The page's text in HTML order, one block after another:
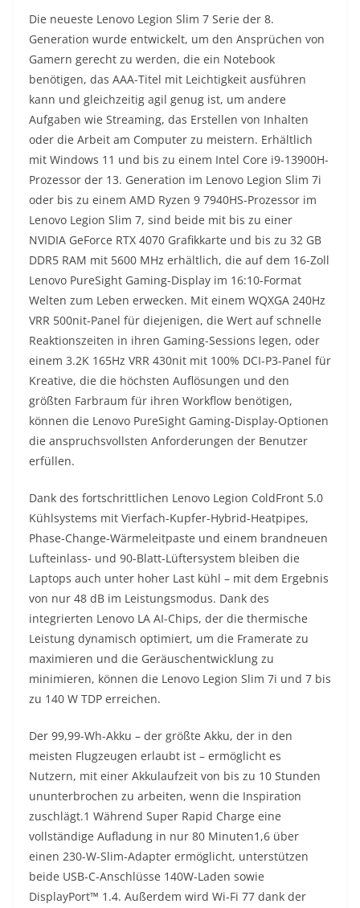
Die neueste Lenovo Legion Slim 7 Serie der 8.
Generation wurde entwickelt, um den Ansprüchen von
Gamern gerecht zu werden, die ein Notebook
benötigen, das AAA-Titel mit Leichtigkeit ausführen
kann und gleichzeitig agil genug ist, um andere
Aufgaben wie Streaming, das Erstellen von Inhalten
oder die Arbeit am Computer zu meistern. Erhältlich
mit Windows 11 und bis zu einem Intel Core i9-13900H-
Prozessor der 13. Generation im Lenovo Legion Slim 7i
oder bis zu einem AMD Ryzen 9 7940HS-Prozessor im
Lenovo Legion Slim 7, sind beide mit bis zu einer
NVIDIA GeForce RTX 4070 Grafikkarte und bis zu 32 GB
DDR5 RAM mit 5600 MHz erhältlich, die auf dem 16-Zoll
Lenovo PureSight Gaming-Display im 16:10-Format
Welten zum Leben erwecken. Mit einem WQXGA 240Hz
VRR 500nit-Panel für diejenigen, die Wert auf schnelle
Reaktionszeiten in ihren Gaming-Sessions legen, oder
einem 3.2K 165Hz VRR 430nit mit 100% DCI-P3-Panel für
Kreative, die die höchsten Auflösungen und den
größten Farbraum für ihren Workflow benötigen,
können die Lenovo PureSight Gaming-Display-Optionen
die anspruchsvollsten Anforderungen der Benutzer
erfüllen.
Dank des fortschrittlichen Lenovo Legion ColdFront 5.0
Kühlsystems mit Vierfach-Kupfer-Hybrid-Heatpipes,
Phase-Change-Wärmeleitpaste und einem brandneuen
Lufteinlass- und 90-Blatt-Lüftersystem bleiben die
Laptops auch unter hoher Last kühl – mit dem Ergebnis
von nur 48 dB im Leistungsmodus. Dank des
integrierten Lenovo LA AI-Chips, der die thermische
Leistung dynamisch optimiert, um die Framerate zu
maximieren und die Geräuschentwicklung zu
minimieren, können die Lenovo Legion Slim 7i und 7 bis
zu 140 W TDP erreichen.
Der 99,99-Wh-Akku – der größte Akku, der in den
meisten Flugzeugen erlaubt ist – ermöglicht es
Nutzern, mit einer Akkulaufzeit von bis zu 10 Stunden
ununterbrochen zu arbeiten, wenn die Inspiration
zuschlägt.1 Während Super Rapid Charge eine
vollständige Aufladung in nur 80 Minuten1,6 über
einen 230-W-Slim-Adapter ermöglicht, unterstützen
beide USB-C-Anschlüsse 140W-Laden sowie
DisplayPort™ 1.4. Außerdem wird Wi-Fi 77 dank der